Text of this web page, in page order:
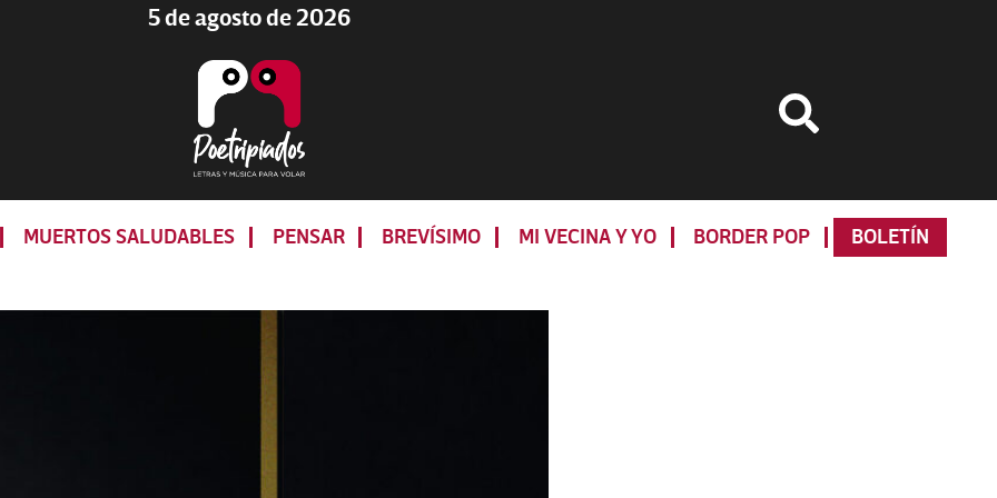
5 de agosto de 2026
LETRAS
Y
PARA
MUERTOS SALUDABLES PENSAR BREVÍSIMO MI VECINA Y YO BORDER POP BOLETÍN